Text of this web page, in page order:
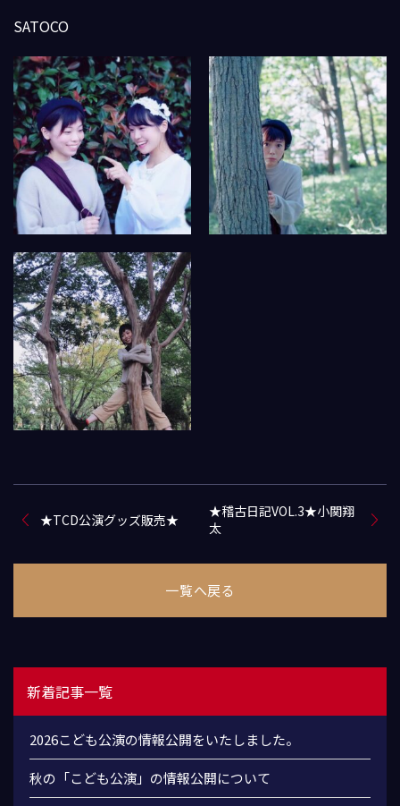
SATOCO
★TCD公演グッズ販売★
★稽古日記VOL.3★小関翔
太
一覧へ戻る
新着記事一覧
2026こども公演の情報公開をいたしました。
秋の「こども公演」の情報公開について